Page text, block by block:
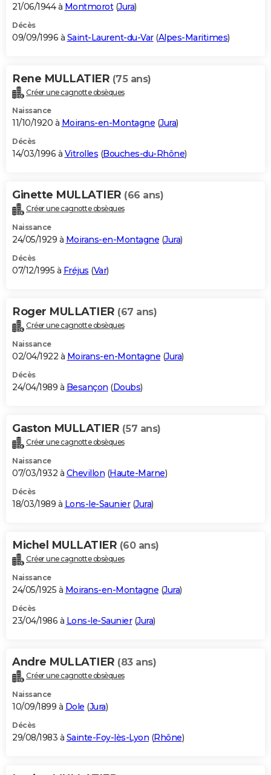
21/06/1944 à Montmorot(Jura)
Décès
09/09/1996 à Saint-Laurent-du-Var(Alpes-Maritimes)
Rene MULLATIER (75 ans)
Créer une cagnotte obsèques
Naissance
11/10/1920 à Moirans-en-Montagne (Jura)
Décès
14/03/1996 à Vitrolles (Bouches-du-Rhône)
Ginette MULLATIER (66 ans)
Créer une cagnotte obsèques
Naissance
24/05/1929 à Moirans-en-Montagne (Jura)
Décès
07/12/1995 à Fréjus (Var)
Roger MULLATIER (67 ans)
Créer une cagnotte obsèques
Naissance
02/04/1922 à Moirans-en-Montagne (Jura)
Décès
24/04/1989 à Besançon (Doubs)
Gaston MULLATIER (57 ans)
Créer une cagnotte obsèques
Naissance
07/03/1932 à Chevillon (Haute-Marne)
Décès
18/03/1989 à Lons-le-Saunier(Jura)
Michel MULLATIER (60 ans)
Créer une cagnotte obsèques
Naissance
24/05/1925 à Moirans-en-Montagne (Jura)
Décès
23/04/1986 à Lons-le-Saunier(Jura)
Andre MULLATIER (83 ans)
Créer une cagnotte obsèques
Naissance
10/09/1899 à Dole (Jura)
Décès
29/08/1983 à Sainte-Foy-lès-Lyon (Rhône)